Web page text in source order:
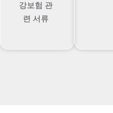
강보험 관
련 서류